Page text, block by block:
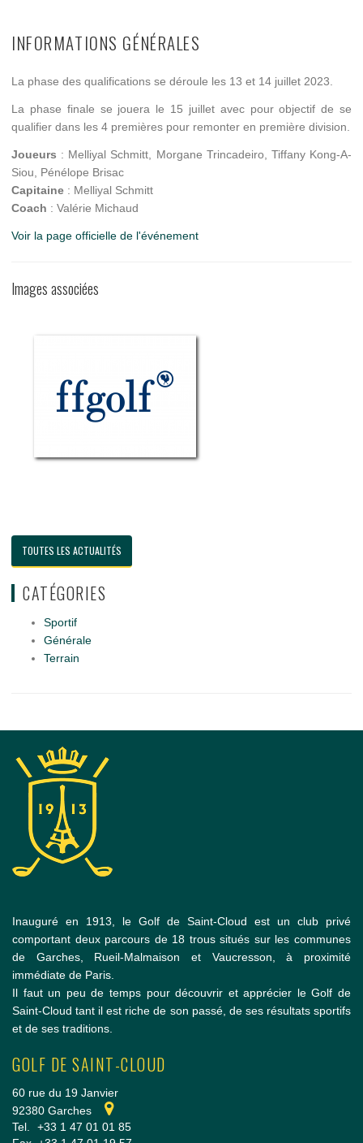
INFORMATIONS GÉNÉRALES
La phase des qualifications se déroule les 13 et 14 juillet 2023.
La phase finale se jouera le 15 juillet avec pour objectif de se
qualifier dans les 4 premières pour remonter en première division.
Joueurs : Melliyal Schmitt, Morgane Trincadeiro, Tiffany Kong-A-
Siou, Pénélope Brisac
Capitaine : Melliyal Schmitt
Coach : Valérie Michaud
Voir la page officielle de l'événement
Images associées
TOUTES LES ACTUALITÉS
CATÉGORIES
Sportif
Générale
Terrain
Inauguré en 1913, le Golf de Saint-Cloud est un club privé
comportant deux parcours de 18 trous situés sur les communes
de Garches, Rueil-Malmaison et Vaucresson, à proximité
immédiate de Paris.
Il faut un peu de temps pour découvrir et apprécier le Golf de
Saint-Cloud tant il est riche de son passé, de ses résultats sportifs
et de ses traditions.
GOLF DE SAINT-CLOUD
60 rue du 19 Janvier
92380 Garches
Tel.
+33 1 47 01 01 85